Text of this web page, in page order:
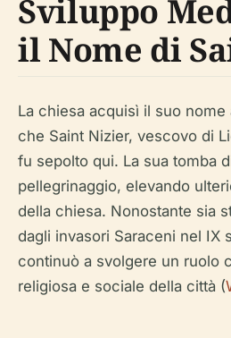
Sviluppo
il Nome di
La chiesa acquisì il suo
che Saint Nizier, vescovo di
fu sepolto qui. La sua tomba
pellegrinaggio, elevando
della chiesa. Nonostante sia
dagli invasori Saraceni nel IX
continuò a svolgere un ruolo
religiosa e sociale della città (